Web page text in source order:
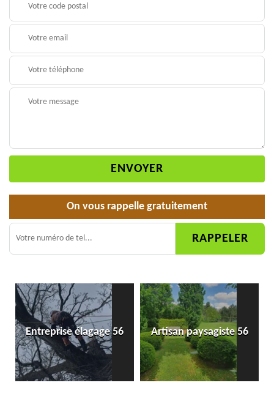
On vous rappelle gratuitement
Entreprise élagage 56 Artisan paysagiste 56